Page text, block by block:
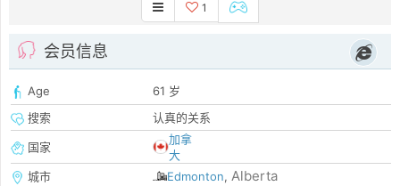
1
会员信息
Age
61 岁
搜索
认真的关系
国家
加拿
大
城市
Edmonton, Alberta